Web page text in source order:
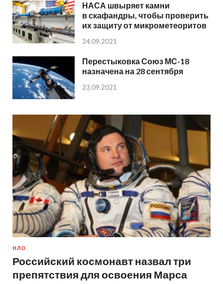
НАСА швыряет камни
в скафандры, чтобы проверить
их защиту от микрометеоритов
24.09.2021
Перестыковка Союз МС-18
назначена на 28 сентября
23.09.2021
НЛО
Российский космонавт назвал три
препятствия для освоения Марса